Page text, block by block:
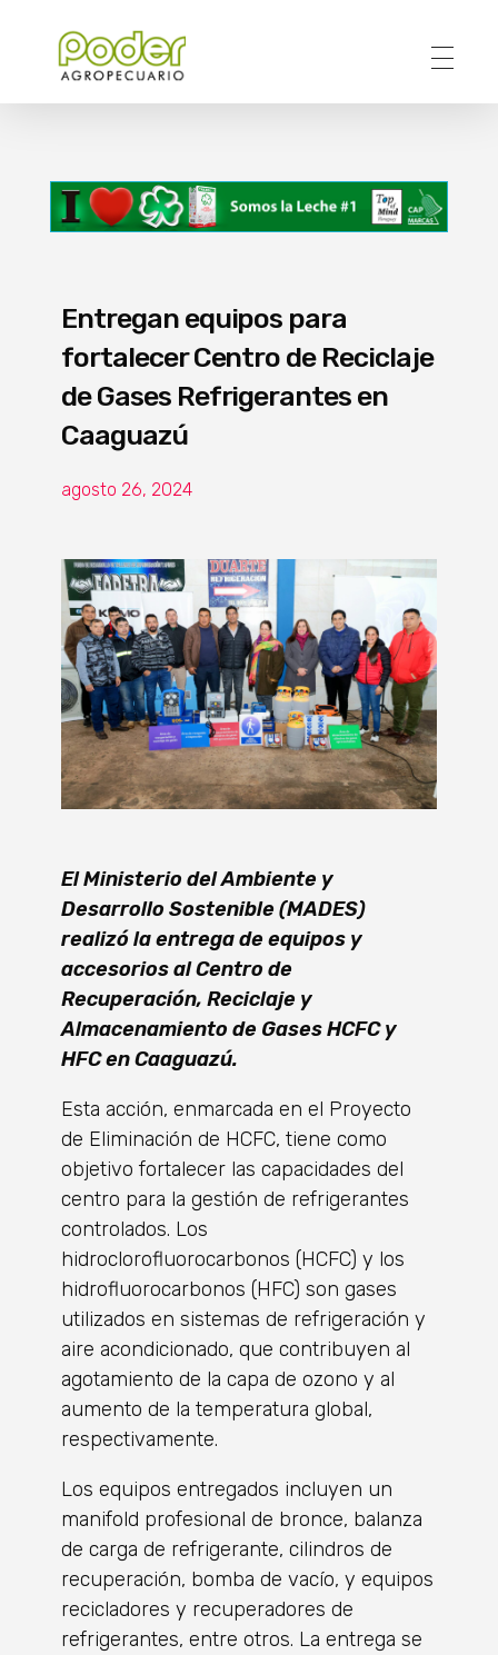
Entregan equipos para
fortalecer Centro de Reciclaje
de Gases Refrigerantes en
Caaguazú
agosto 26, 2024
El Ministerio del Ambiente y
Desarrollo Sostenible (MADES)
realizó la entrega de equipos y
accesorios al Centro de
Recuperación, Reciclaje y
Almacenamiento de Gases HCFC y
HFC en Caaguazú.
Esta acción, enmarcada en el Proyecto
de Eliminación de HCFC, tiene como
objetivo fortalecer las capacidades del
centro para la gestión de refrigerantes
controlados. Los
hidroclorofluorocarbonos (HCFC) y los
hidrofluorocarbonos (HFC) son gases
utilizados en sistemas de refrigeración y
aire acondicionado, que contribuyen al
agotamiento de la capa de ozono y al
aumento de la temperatura global,
respectivamente.
Los equipos entregados incluyen un
manifold profesional de bronce, balanza
de carga de refrigerante, cilindros de
recuperación, bomba de vacío, y equipos
recicladores y recuperadores de
refrigerantes, entre otros. La entrega se